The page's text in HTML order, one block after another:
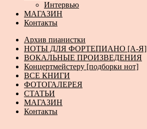
Интервью
МАГАЗИН
Контакты
Архив пианистки
НОТЫ ДЛЯ ФОРТЕПИАНО [А-Я]
ВОКАЛЬНЫЕ ПРОИЗВЕДЕНИЯ
Концертмейстеру [подборки нот]
ВСЕ КНИГИ
ФОТОГАЛЕРЕЯ
СТАТЬИ
МАГАЗИН
Контакты